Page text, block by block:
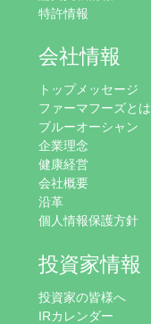
特許情報
会社情報
トップメッセージ
ファーマフーズとは
ブルーオーシャン
企業理念
健康経営
会社概要
沿革
個人情報保護方針
投資家情報
投資家の皆様へ
IRカレンダー